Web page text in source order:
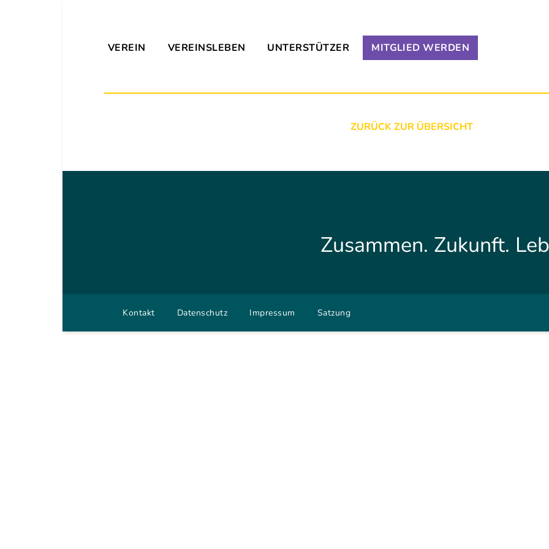
VEREIN VEREINSLEBEN UNTERSTÜTZER MITGLIED WERDEN
ZURÜCK ZUR ÜBERSICHT
Zusammen. Zukunft.
Kontakt Datenschutz Impressum Satzung